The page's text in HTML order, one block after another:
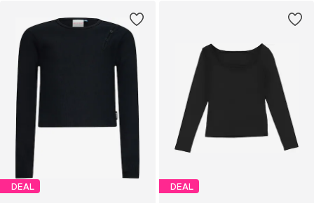
DEAL DEAL